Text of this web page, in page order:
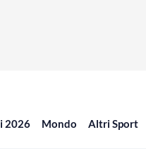
2026 Mondo Altri Sport